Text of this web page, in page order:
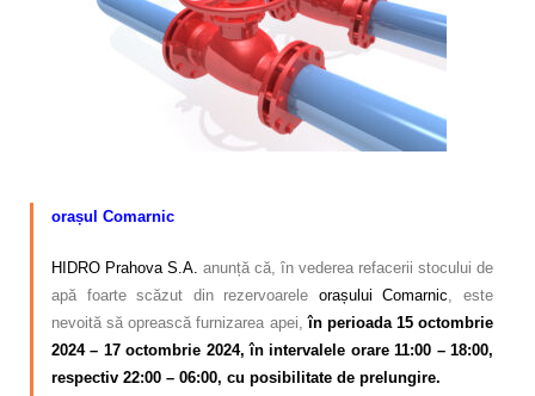
Calitatea apei
orașul Comarnic
HIDRO Prahova S.A. anunță că, în vederea refacerii stocului de
apă foarte scăzut din rezervoarele orașului Comarnic , este
nevoită să oprească furnizarea apei, în perioada 15 octombrie
2024 – 17 octombrie 2024, în intervalele orare 11:00 – 18:00,
respectiv 22:00 – 06:00, cu posibilitate de prelungire.